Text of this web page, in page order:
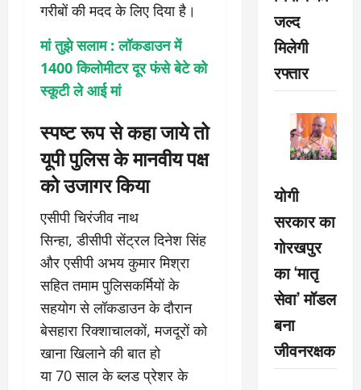
गरीबों की मदद के लिए दिया है।
मां तुझे सलाम : लॉकडाउन में
1400 किलोमीटर दूर फंसे बेटे को
स्कूटी ले आई मां
स्पष्ट रूप से कहा जाये तो
यूपी पुलिस के मानवीय पक्ष
को उजागर किया
एसीपी चिरंजीव नाथ
सिन्हा, डीसीपी सेंट्रल दिनेश सिंह
और एसीपी अभय कुमार मिश्रा
सहित तमाम पुलिसकर्मियों के
सहयोग से लॉकडाउन के दौरान
बेसहारा रिक्शाचालकों, मजदूरों को
खाना खिलाने की बात हो
या 70 साल के ब्लड प्रेशर के
जल्द
मिलेगी
रफ्तार
योगी
सरकार का
गोरखपुर
का ‘मातृ
सेवा’ मॉडल
बना
जीवनरक्षक